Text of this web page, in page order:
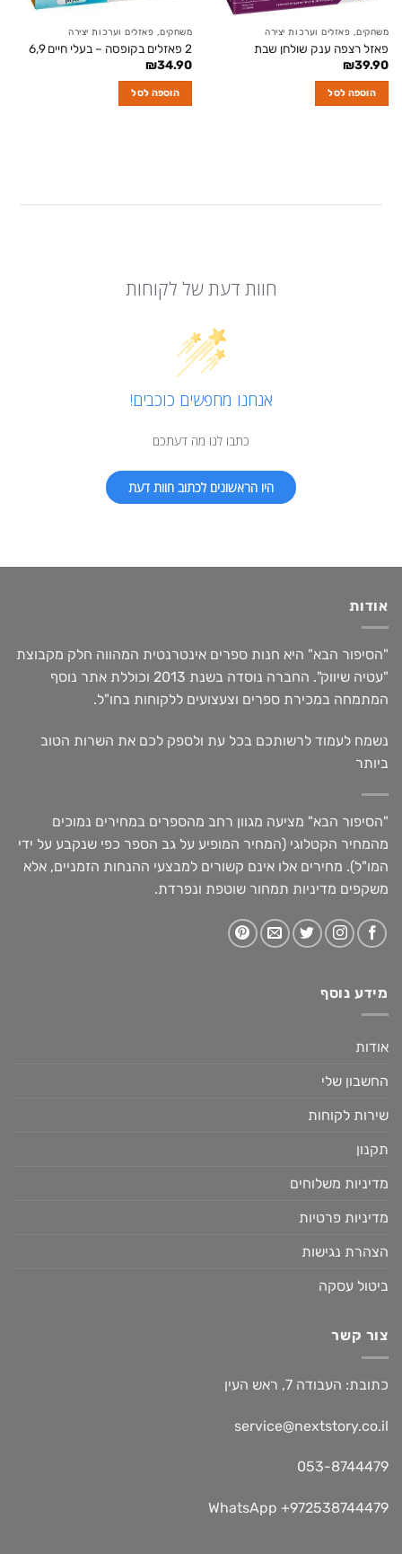
משחקים, פאזלים וערכות יצירה
פאזל רצפה ענק שולחן שבת
₪39.90
הוספה לסל
משחקים, פאזלים וערכות יצירה
2 פאזלים בקופסה – בעלי חיים 6,9
₪34.90
הוספה לסל
חוות דעת של לקוחות
אנחנו מחפשים כוכבים!
כתבו לנו מה דעתכם
היו הראשונים לכתוב חוות דעת
אודות
"הסיפור הבא" היא חנות ספרים אינטרנטית המהווה חלק מקבוצת
"עטיה שיווק". החברה נוסדה בשנת 2013 וכוללת אתר נוסף
המתמחה במכירת ספרים וצעצועים ללקוחות בחו"ל.
נשמח לעמוד לרשותכם בכל עת ולספק לכם את השרות הטוב
ביותר
"הסיפור הבא" מציעה מגוון רחב מהספרים במחירים נמוכים
מהמחיר הקטלוגי (המחיר המופיע על גב הספר כפי שנקבע על ידי
המו"ל). מחירים אלו אינם קשורים למבצעי ההנחות הזמניים, אלא
משקפים מדיניות תמחור שוטפת ונפרדת.
מידע נוסף
אודות
החשבון שלי
שירות לקוחות
תקנון
מדיניות משלוחים
מדיניות פרטיות
הצהרת נגישות
ביטול עסקה
צור קשר
כתובת: העבודה 7, ראש העין
service@nextstory.co.il
053-8744479
WhatsApp +972538744479